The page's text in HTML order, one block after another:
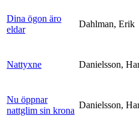
Dina ögon äro
eldar
Dahlman, Erik
Nattyxne Danielsson,
Nu öppnar
nattglim sin krona
Danielsson,